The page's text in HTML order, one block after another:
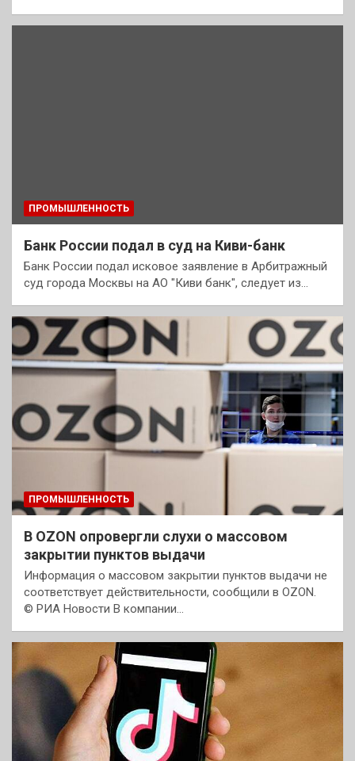
ПРОМЫШЛЕННОСТЬ
Банк России подал в суд на Киви-банк
Банк России подал исковое заявление в Арбитражный
суд города Москвы на АО "Киви банк", следует из…
ПРОМЫШЛЕННОСТЬ
В OZON опровергли слухи о массовом
закрытии пунктов выдачи
Информация о массовом закрытии пунктов выдачи не
соответствует действительности, сообщили в OZON.
© РИА Новости В компании…